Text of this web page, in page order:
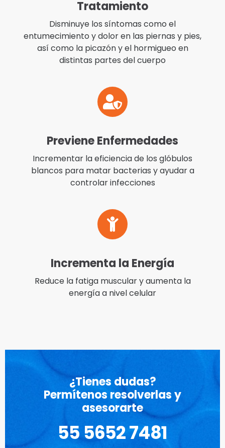
Tratamiento
Disminuye los síntomas como el
entumecimiento y dolor en las piernas y pies,
así como la picazón y el hormigueo en
distintas partes del cuerpo
Previene Enfermedades
Incrementar la eficiencia de los glóbulos
blancos para matar bacterias y ayudar a
controlar infecciones
Incrementa la Energía
Reduce la fatiga muscular y aumenta la
energía a nivel celular
¿Tienes dudas?
Permítenos resolverlas y
asesorarte
55 5652 7481‬